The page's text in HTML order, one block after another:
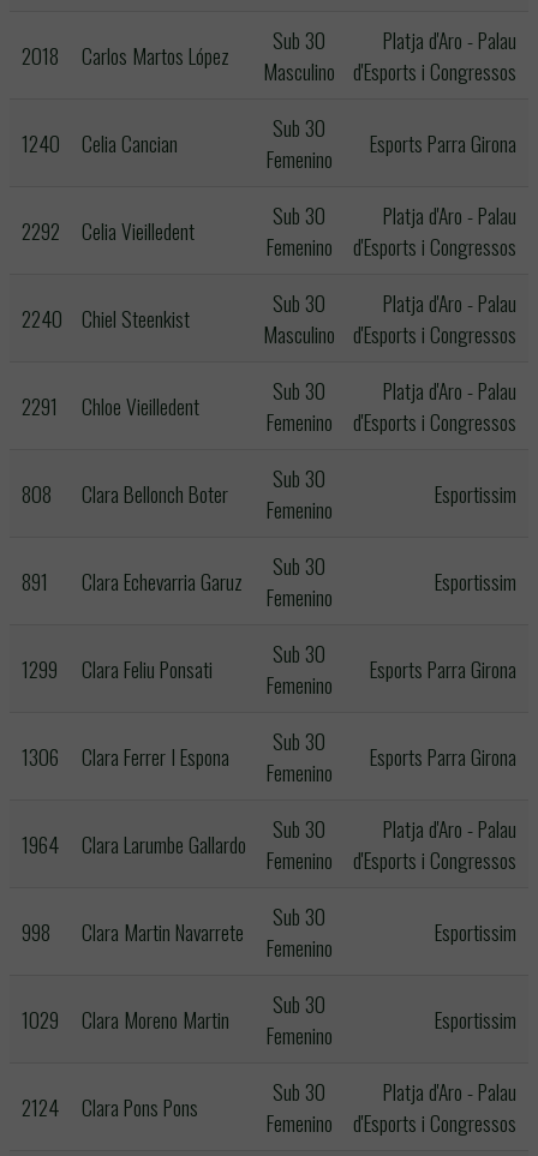
2018 Carlos Martos López
Sub 30
Masculino
Platja d'Aro - Palau
d'Esports i Congressos
1240 Celia Cancian
Sub 30
Femenino
Esports Parra Girona
2292 Celia Vieilledent
Sub 30
Femenino
Platja d'Aro - Palau
d'Esports i Congressos
2240 Chiel Steenkist
Sub 30
Masculino
Platja d'Aro - Palau
d'Esports i Congressos
2291 Chloe Vieilledent
Sub 30
Femenino
Platja d'Aro - Palau
d'Esports i Congressos
808 Clara Bellonch Boter
Sub 30
Femenino
Esportissim
891 Clara Echevarria Garuz
Sub 30
Femenino
Esportissim
1299 Clara Feliu Ponsati
Sub 30
Femenino
Esports Parra Girona
1306 Clara Ferrer I Espona
Sub 30
Femenino
Esports Parra Girona
1964 Clara Larumbe Gallardo
Sub 30
Femenino
Platja d'Aro - Palau
d'Esports i Congressos
998 Clara Martin Navarrete
Sub 30
Femenino
Esportissim
1029 Clara Moreno Martin
Sub 30
Femenino
Esportissim
2124 Clara Pons Pons
Sub 30
Femenino
Platja d'Aro - Palau
d'Esports i Congressos